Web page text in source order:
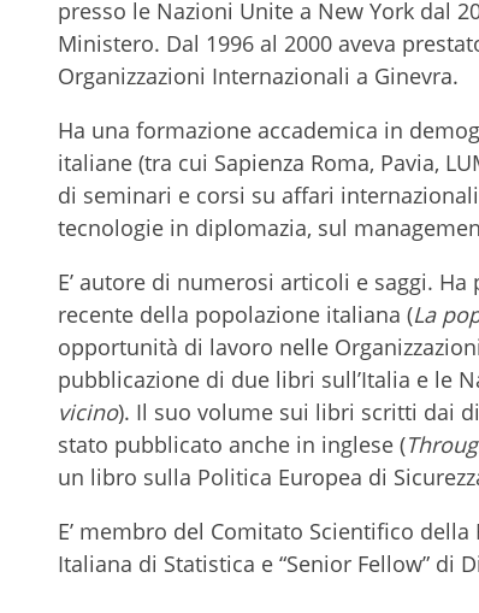
presso le Nazioni Unite a New York dal
Ministero. Dal 1996 al 2000 aveva
Organizzazioni Internazionali a Ginevra.
Ha una formazione accademica in
italiane (tra cui Sapienza Roma, Pavia,
di seminari e corsi su affari
tecnologie in diplomazia, sul
E’ autore di numerosi articoli e saggi.
recente della popolazione italiana (La
opportunità di lavoro nelle
pubblicazione di due libri sull’Italia e le
vicino). Il suo volume sui libri scritti dai
stato pubblicato anche in inglese (
un libro sulla Politica Europea di
E’ membro del Comitato Scientifico
Italiana di Statistica e “Senior Fellow” di